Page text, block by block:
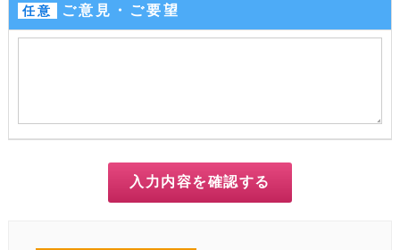
任意 ご意見・ご要望
入力内容を確認する